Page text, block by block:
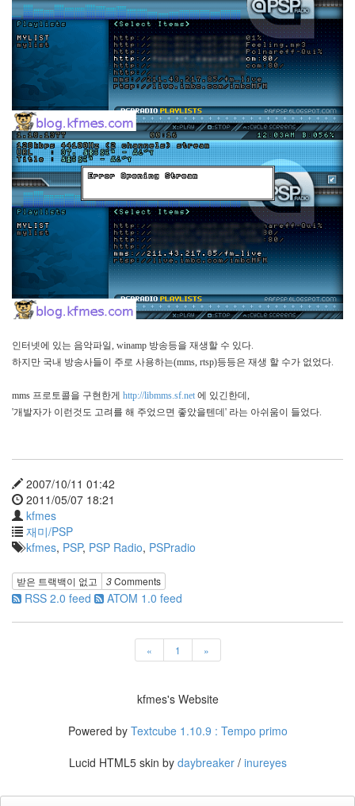
인터넷에 있는 음악파일, winamp 방송등을 재생할 수 있다.
하지만 국내 방송사들이 주로 사용하는(mms, rtsp)등등은 재생 할 수가 없었다.
mms 프로토콜을 구현한게 http://libmms.sf.net 에 있긴한데 ,
'개발자가 이런것도 고려를 해 주었으면 좋았을텐데 ' 라는 아쉬움이 들었다.
2007/10/11 01:42
2011/05/07 18:21
kfmes
재미/PSP
kfmes, PSP, PSP Radio, PSPradio
받은 트랙백이 없고 3Comments
RSS 2.0 feed ATOM 1.0 feed
« 1 »
차
량
용
220v
터
로
노...
by
kfmes
kfmes's Website
Powered by Textcube 1.10.9 : Tempo primo
Lucid HTML5 skin by daybreaker/ inureyes